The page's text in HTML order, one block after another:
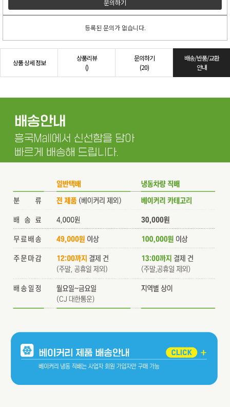
문의하기
등록된 문의가 없습니다.
상품 상세 정보
상품리뷰
()
문의하기
(20)
배송/반품/교환
안내